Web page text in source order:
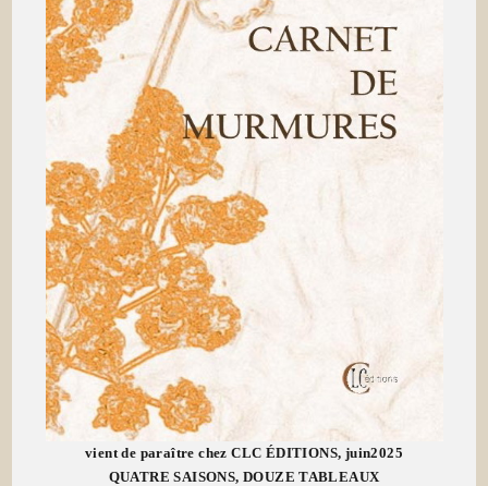
vient de paraître chez CLC ÉDITIONS, juin2025
QUATRE SAISONS, DOUZE TABLEAUX